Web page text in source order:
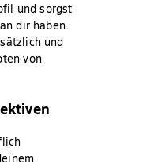
und sorgst
dir haben.
und
von